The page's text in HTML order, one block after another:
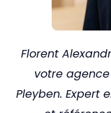
Florent
votre
Pleyben. Expert